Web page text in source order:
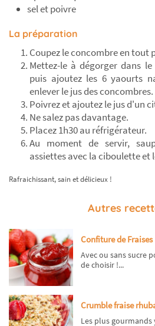
sel et poivre
La préparation
Coupez le concombre en tout
Mettez-le à dégorger dans
puis ajoutez les 6 yaourts
enlever le jus des concombres.
Poivrez et ajoutez le jus d'un
Ne salez pas davantage.
Placez 1h30 au réfrigérateur.
Au moment de servir,
assiettes avec la ciboulette et
Rafraichissant, sain et délicieux !
Autres
Confiture de Fraises
Avec ou sans sucre
de choisir !...
Crumble fraise
Les plus